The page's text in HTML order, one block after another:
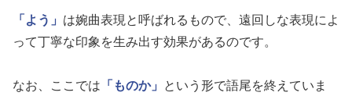
「よう」 は婉曲表現と呼ばれるもので、遠回しな表現によ
って丁寧な印象を生み出す効果があるのです。
なお、ここでは 「ものか」 という形で語尾を終えていま